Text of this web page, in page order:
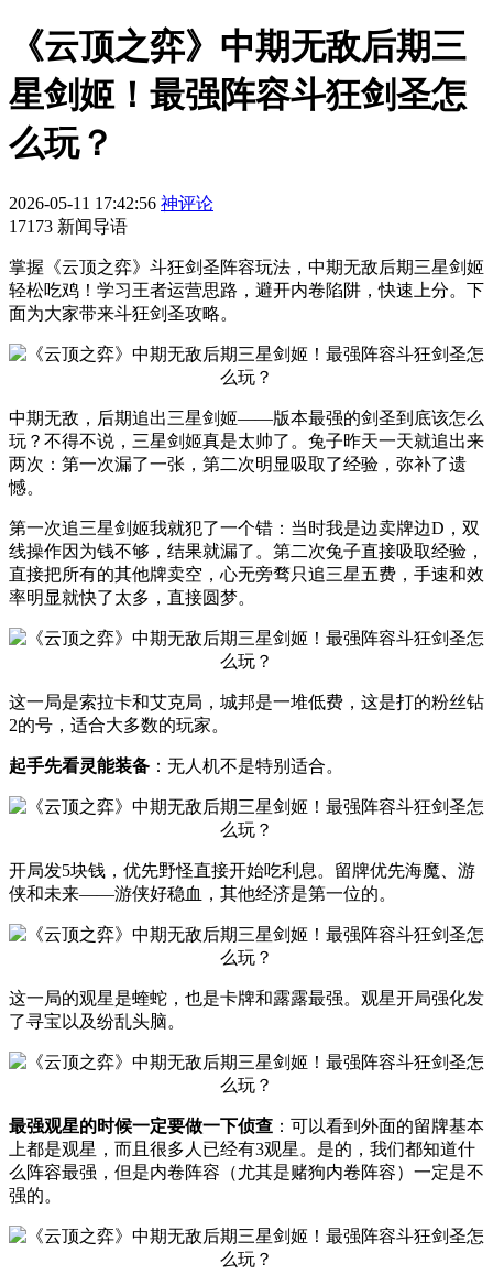
《云顶之弈》中期无敌后期三
星剑姬！最强阵容斗狂剑圣怎
么玩？
2026-05-11 17:42:56 神评论
17173 新闻导语
掌握《云顶之弈》斗狂剑圣阵容玩法，中期无敌后期三星剑姬
轻松吃鸡！学习王者运营思路，避开内卷陷阱，快速上分。下
面为大家带来斗狂剑圣攻略。
中期无敌，后期追出三星剑姬——版本最强的剑圣到底该怎么
玩？不得不说，三星剑姬真是太帅了。兔子昨天一天就追出来
两次：第一次漏了一张，第二次明显吸取了经验，弥补了遗
憾。
第一次追三星剑姬我就犯了一个错：当时我是边卖牌边D，双
线操作因为钱不够，结果就漏了。第二次兔子直接吸取经验，
直接把所有的其他牌卖空，心无旁骛只追三星五费，手速和效
率明显就快了太多，直接圆梦。
这一局是索拉卡和艾克局，城邦是一堆低费，这是打的粉丝钻
2的号，适合大多数的玩家。
起手先看灵能装备 ：无人机不是特别适合。
开局发5块钱，优先野怪直接开始吃利息。留牌优先海魔、游
侠和未来——游侠好稳血，其他经济是第一位的。
这一局的观星是蝰蛇，也是卡牌和露露最强。观星开局强化发
了寻宝以及纷乱头脑。
最强观星的时候一定要做一下侦查 ：可以看到外面的留牌基本
上都是观星，而且很多人已经有3观星。是的，我们都知道什
么阵容最强，但是内卷阵容（尤其是赌狗内卷阵容）一定是不
强的。